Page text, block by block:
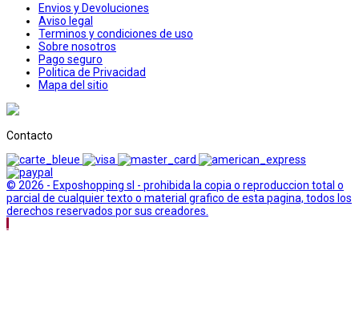
Envios y Devoluciones
Aviso legal
Terminos y condiciones de uso
Sobre nosotros
Pago seguro
Politica de Privacidad
Mapa del sitio
Contacto
© 2026 - Exposhopping sl - prohibida la copia o reproduccion total o
parcial de cualquier texto o material grafico de esta pagina, todos los
derechos reservados por sus creadores.